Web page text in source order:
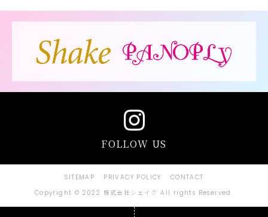
FOLLOW US
SITEMAP PRIVACY POLICY
CONTACT
Copyright © 2022 株式会社シェイク All rights Reserved.